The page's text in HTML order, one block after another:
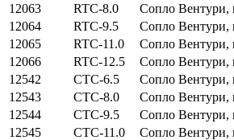
12063
RTC-8.0
Сопло Вентури,
12064
RTC-9.5
Сопло Вентури,
12065
RTC-11.0
Сопло Вентури,
12066
RTC-12.5
Сопло Вентури,
12542
CTC-6.5
Сопло Вентури,
12543
CTC-8.0
Сопло Вентури,
12544
CTC-9.5
Сопло Вентури,
12545
CTC-11.0
Сопло Вентури,